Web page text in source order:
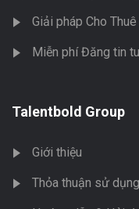
Giải pháp Cho
Miễn phí Đăng tin
Talentbold Group
Giới thiệu
Thỏa thuận sử dụng